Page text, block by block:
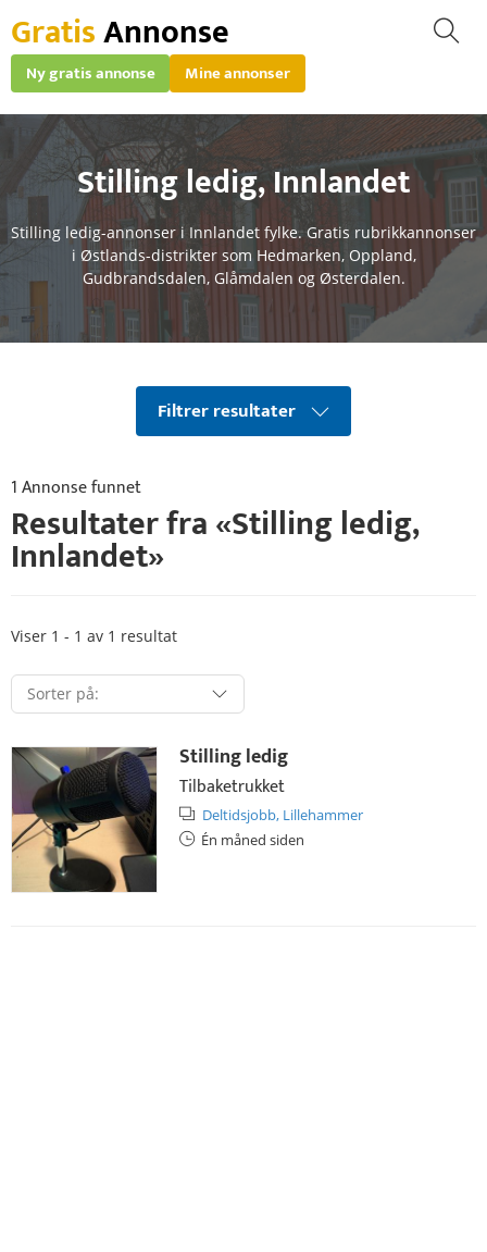
GratisAnnonse
Ny gratis annonse Mine annonser
Stilling ledig,Innlandet
Stilling ledig-annonser i Innlandet fylke. Gratis rubrikkannonser
i Østlands-distrikter som Hedmarken, Oppland,
Gudbrandsdalen, Glåmdalen og Østerdalen.
Filtrer resultater
1 Annonse funnet
Resultater fra «Stilling ledig,
Innlandet»
Viser 1 - 1 av 1 resultat
Stilling ledig
Tilbaketrukket
Deltidsjobb, Lillehammer
Én måned siden